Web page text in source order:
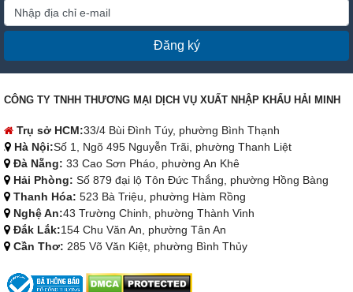
Đăng ký
CÔNG TY TNHH THƯƠNG MẠI DỊCH VỤ XUẤT NHẬP KHẨU HẢI MINH
Trụ sở HCM:33/4 Bùi Đình Túy, phường Bình Thạnh
Hà Nội:Số 1, Ngõ 495 Nguyễn Trãi, phường Thanh Liệt
Đà Nẵng: 33 Cao Sơn Pháo, phường An Khê
Hải Phòng: Số 879 đại lộ Tôn Đức Thắng, phường Hồng Bàng
Thanh Hóa: 523 Bà Triệu, phường Hàm Rồng
Nghệ An:43 Trường Chinh, phường Thành Vinh
Đắk Lắk:154 Chu Văn An, phường Tân An
Cần Thơ: 285 Võ Văn Kiệt, phường Bình Thủy